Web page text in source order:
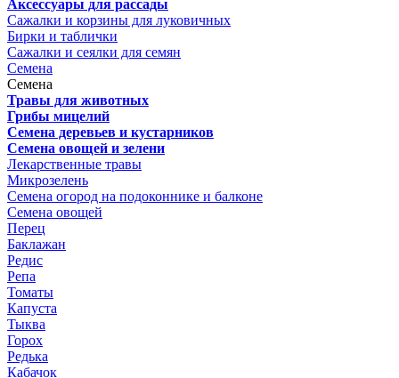
Аксессуары для рассады
Сажалки и корзины для луковичных
Бирки и таблички
Сажалки и сеялки для семян
Семена
Семена
Травы для животных
Грибы мицелий
Семена деревьев и кустарников
Семена овощей и зелени
Лекарственные травы
Микрозелень
Семена огород на подоконнике и балконе
Семена овощей
Перец
Баклажан
Редис
Репа
Томаты
Капуста
Тыква
Горох
Редька
Кабачок